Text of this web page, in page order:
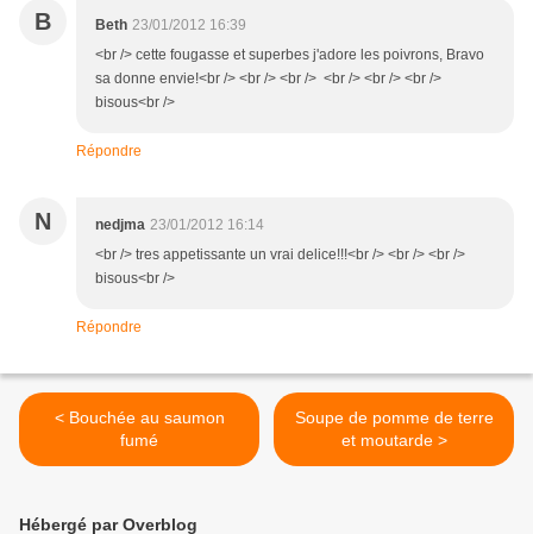
B Beth 23/01/2012 16:39
<br /> cette fougasse et superbes j'adore les poivrons, Bravo
sa donne envie!<br /> <br /> <br /> <br /> <br /> <br />
bisous<br />
Répondre
N nedjma 23/01/2012 16:14
<br /> tres appetissante un vrai delice!!!<br /> <br /> <br />
bisous<br />
Répondre
< Bouchée au saumon
fumé
Soupe de pomme de terre
et moutarde >
Hébergé par Overblog